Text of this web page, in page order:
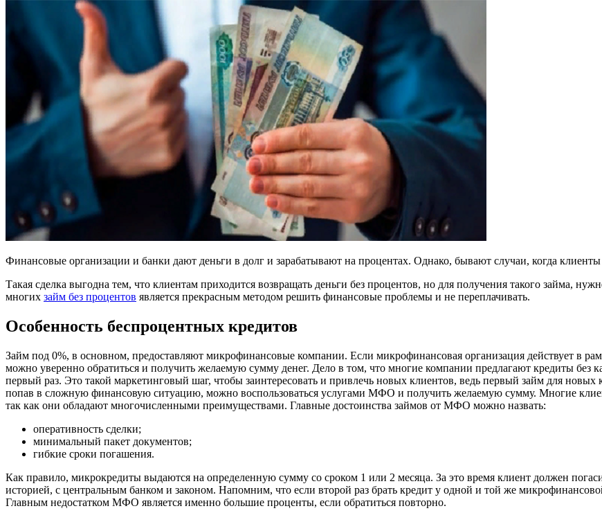
Финансовые организации и банки дают деньги в долг и зарабатывают на процентах. Однако, бывают случаи, когда клиенты
Такая сделка выгодна тем, что клиентам приходится возвращать деньги без процентов, но для получения такого займа,
многих займ без процентов является прекрасным методом решить финансовые проблемы и не переплачивать.
Особенность беспроцентных кредитов
Займ под 0%, в основном, предоставляют микрофинансовые компании. Если микрофинансовая организация действует в
можно уверенно обратиться и получить желаемую сумму денег. Дело в том, что многие компании предлагают кредиты без
первый раз. Это такой маркетинговый шаг, чтобы заинтересовать и привлечь новых клиентов, ведь первый займ для
попав в сложную финансовую ситуацию, можно воспользоваться услугами МФО и получить желаемую сумму. Многие
так как они обладают многочисленными преимуществами. Главные достоинства займов от МФО можно назвать:
оперативность сделки;
минимальный пакет документов;
гибкие сроки погашения.
Как правило, микрокредиты выдаются на определенную сумму со сроком 1 или 2 месяца. За это время клиент должен
историей, с центральным банком и законом. Напомним, что если второй раз брать кредит у одной и той же
Главным недостатком МФО является именно большие проценты, если обратиться повторно.